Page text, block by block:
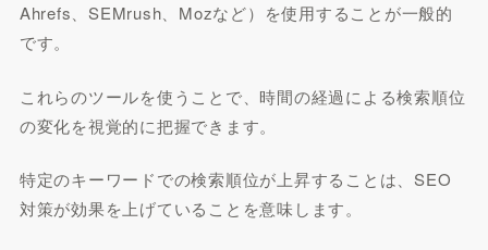
Ahrefs、SEMrush、Mozなど）を使用することが一般的
です。
これらのツールを使うことで、時間の経過による検索順位
の変化を視覚的に把握できます。
特定のキーワードでの検索順位が上昇することは、SEO
対策が効果を上げていることを意味します。